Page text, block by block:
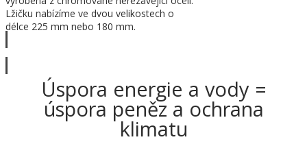
Lžičku nabízíme ve dvou velikostech o
délce 225 mm nebo 180 mm.
Úspora energie a vody =
úspora peněz a ochrana
klimatu